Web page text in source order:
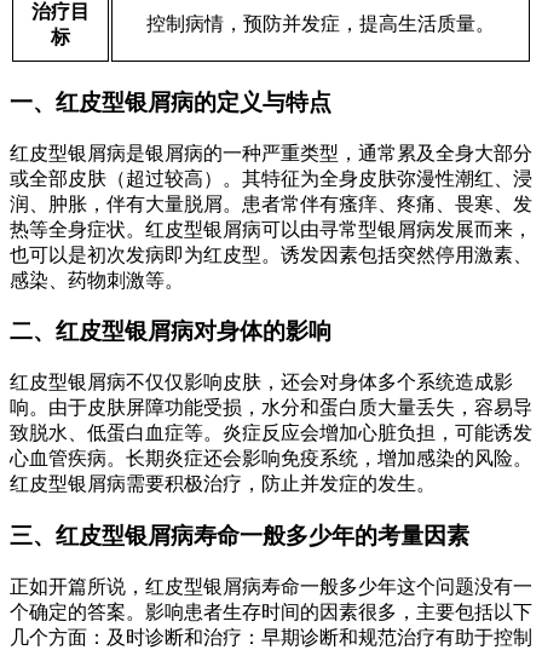
治疗目
标
控制病情，预防并发症，提高生活质量。
一、红皮型银屑病的定义与特点
红皮型银屑病是银屑病的一种严重类型，通常累及全身大部分
或全部皮肤（超过较高）。其特征为全身皮肤弥漫性潮红、浸
润、肿胀，伴有大量脱屑。患者常伴有瘙痒、疼痛、畏寒、发
热等全身症状。红皮型银屑病可以由寻常型银屑病发展而来，
也可以是初次发病即为红皮型。诱发因素包括突然停用激素、
感染、药物刺激等。
二、红皮型银屑病对身体的影响
红皮型银屑病不仅仅影响皮肤，还会对身体多个系统造成影
响。由于皮肤屏障功能受损，水分和蛋白质大量丢失，容易导
致脱水、低蛋白血症等。炎症反应会增加心脏负担，可能诱发
心血管疾病。长期炎症还会影响免疫系统，增加感染的风险。
红皮型银屑病需要积极治疗，防止并发症的发生。
三、红皮型银屑病寿命一般多少年的考量因素
正如开篇所说，红皮型银屑病寿命一般多少年这个问题没有一
个确定的答案。影响患者生存时间的因素很多，主要包括以下
几个方面：及时诊断和治疗：早期诊断和规范治疗有助于控制